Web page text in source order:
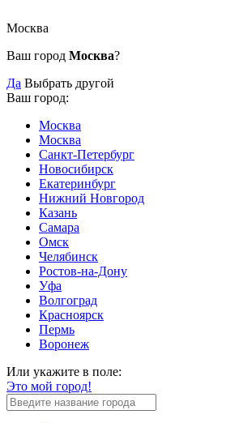
Москва
Ваш город Москва?
Да Выбрать другой
Ваш город:
Москва
Москва
Санкт-Петербург
Новосибирск
Екатеринбург
Нижний Новгород
Казань
Самара
Омск
Челябинск
Ростов-на-Дону
Уфа
Волгоград
Красноярск
Пермь
Воронеж
Или укажите в поле:
Это мой город!